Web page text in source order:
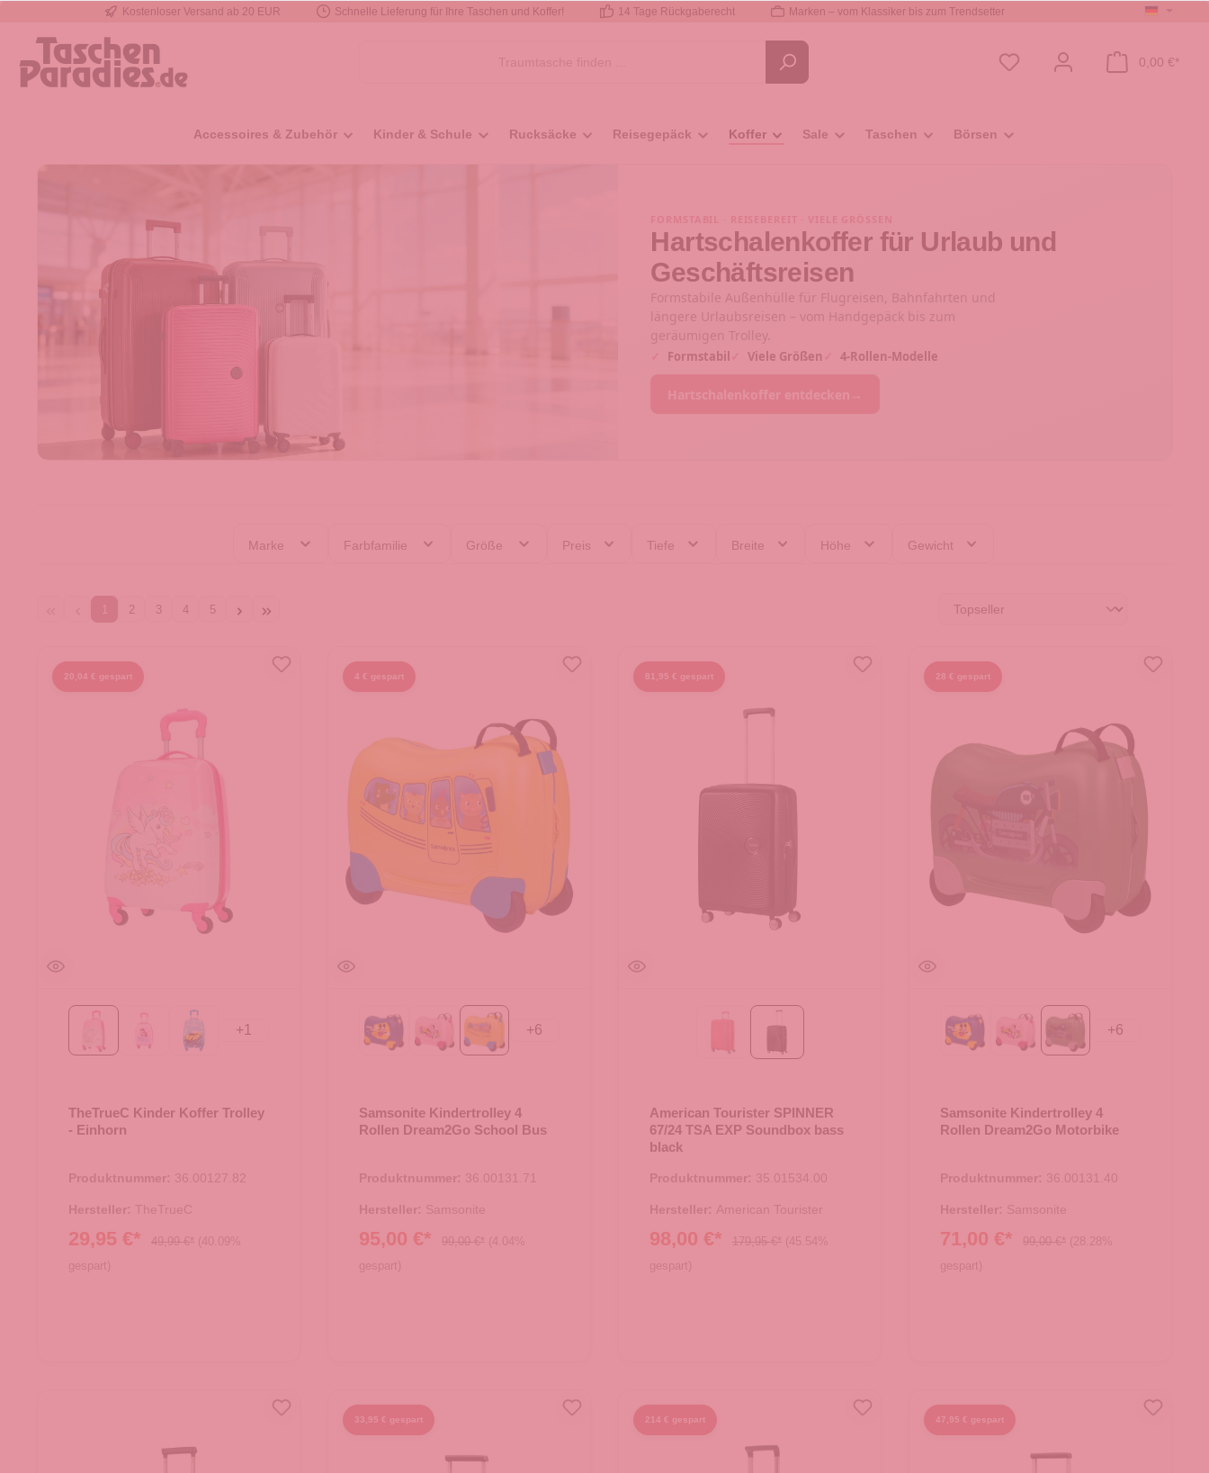
Zur Hauptnavigation springen
Kostenloser Versand ab 20 EUR Schnelle Lieferung für Ihre Taschen und Koffer! 14 Tage Rückgaberecht Marken – vom Klassiker bis zum Trendsetter
0,00 €*
Accessoires & Zubehör Kinder & Schule Rucksäcke Reisegepäck Koffer Sale Taschen Börsen
Hartschalenkoffer für Urlaub und
Geschäftsreisen
Formstabile Außenhülle für Flugreisen, Bahnfahrten und
längere Urlaubsreisen – vom Handgepäck bis zum
geräumigen Trolley.
Formstabil Viele Größen 4-Rollen-Modelle
Marke Farbfamilie Größe Preis Tiefe Breite Höhe Gewicht
1 2 3 4 5
20,04 € gespart
EinhornPrinzessinRace
+1
TheTrueC Kinder Koffer Trolley
- Einhorn
Produktnummer: 36.00127.82
Hersteller: TheTrueC
29,95 €* 49,99 €* (40.09%
gespart)
4 € gespart
Mickey HappyMinnie Flower Power
School Bus
+6
Samsonite Kindertrolley 4
Rollen Dream2Go School Bus
Produktnummer: 36.00131.71
Hersteller: Samsonite
95,00 €* 99,00 €* (4.04%
gespart)
81,95 € gespart
American Tourister SPINNER
67/24 TSA EXP Soundbox bass
black
Produktnummer: 35.01534.00
Hersteller: American Tourister
98,00 €* 179,95 €* (45.54%
gespart)
28 € gespart
Mickey HappyMinnie Flower Power
Motorbike
+6
Samsonite Kindertrolley 4
Rollen Dream2Go Motorbike
Produktnummer: 36.00131.40
Hersteller: Samsonite
71,00 €* 99,00 €* (28.28%
gespart)
33,95 € gespart 214 € gespart 47,95 € gespart